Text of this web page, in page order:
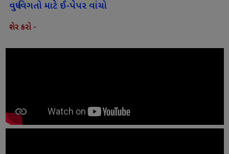
વધુ વિગતો માટે ઈ-પેપર વાંચો
શેર કરો -